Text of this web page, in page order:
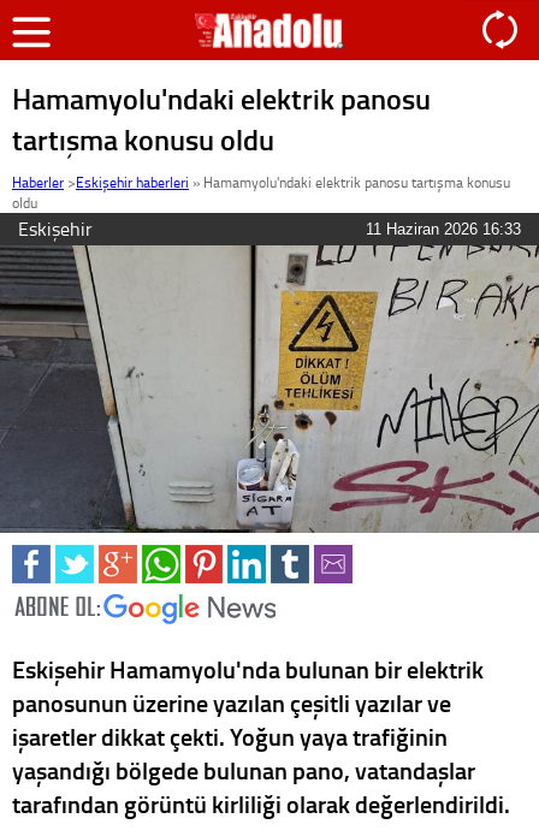
Hamamyolu'ndaki elektrik panosu
tartışma konusu oldu
Haberler >Eskişehir haberleri » Hamamyolu'ndaki elektrik panosu tartışma konusu
oldu
Eskişehir 11 Haziran 2026 16:33
Eskişehir Hamamyolu'nda bulunan bir elektrik
panosunun üzerine yazılan çeşitli yazılar ve
işaretler dikkat çekti. Yoğun yaya trafiğinin
yaşandığı bölgede bulunan pano, vatandaşlar
tarafından görüntü kirliliği olarak değerlendirildi.